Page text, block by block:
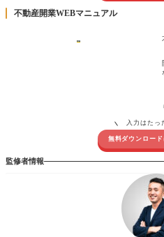
不動産開業WEBマニュアル
入力はたっ
無料ダウンロー
監修者情報